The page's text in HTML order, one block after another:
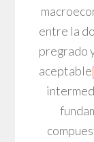
entre la
pregrado
aceptable